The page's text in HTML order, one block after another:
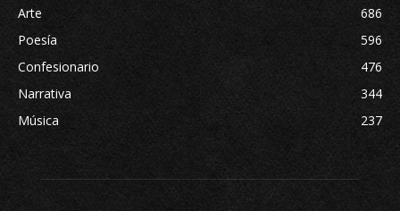
Arte
686
Poesía
596
Confesionario
476
Narrativa
344
Música
237